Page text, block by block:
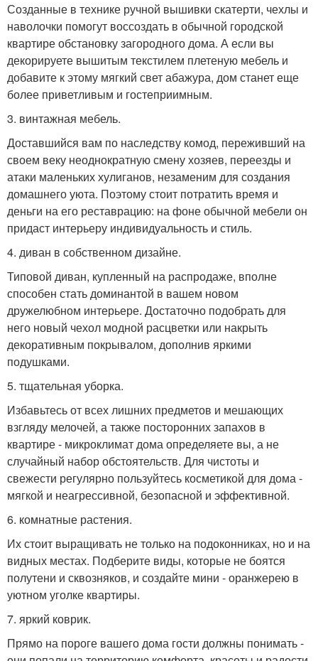
Созданные в технике ручной вышивки скатерти, чехлы и
наволочки помогут воссоздать в обычной городской
квартире обстановку загородного дома. А если вы
декорируете вышитым текстилем плетеную мебель и
добавите к этому мягкий свет абажура, дом станет еще
более приветливым и гостеприимным.
3. винтажная мебель.
Доставшийся вам по наследству комод, переживший на
своем веку неоднократную смену хозяев, переезды и
атаки маленьких хулиганов, незаменим для создания
домашнего уюта. Поэтому стоит потратить время и
деньги на его реставрацию: на фоне обычной мебели он
придаст интерьеру индивидуальность и стиль.
4. диван в собственном дизайне.
Типовой диван, купленный на распродаже, вполне
способен стать доминантой в вашем новом
дружелюбном интерьере. Достаточно подобрать для
него новый чехол модной расцветки или накрыть
декоративным покрывалом, дополнив яркими
подушками.
5. тщательная уборка.
Избавьтесь от всех лишних предметов и мешающих
взгляду мелочей, а также посторонних запахов в
квартире - микроклимат дома определяете вы, а не
случайный набор обстоятельств. Для чистоты и
свежести регулярно пользуйтесь косметикой для дома -
мягкой и неагрессивной, безопасной и эффективной.
6. комнатные растения.
Их стоит выращивать не только на подоконниках, но и на
видных местах. Подберите виды, которые не боятся
полутени и сквозняков, и создайте мини - оранжерею в
уютном уголке квартиры.
7. яркий коврик.
Прямо на пороге вашего дома гости должны понимать -